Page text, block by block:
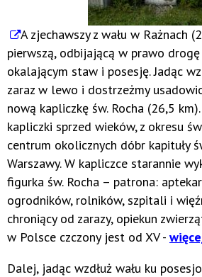
A zjechawszy z wału w Rażnach
pierwszą, odbijającą w prawo drogę
okalającym staw i posesję. Jadąc
zaraz w lewo i dostrzeżmy
nową kapliczkę św. Rocha (26,5
kapliczki sprzed wieków, z okresu
centrum okolicznych dóbr kapituły
Warszawy. W kapliczce starannie
figurka św. Rocha – patrona:
ogrodników, rolników, szpitali i
chroniący od zarazy, opiekun
w Polsce czczony jest od XV -
Dalej, jadąc wzdłuż wału ku